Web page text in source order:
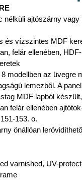
nélküli ajtószárny
és vízszintes MDF
felár ellenében,
8 modellben az üvegre
lemezből. A
MDF lapból
felár ellenében
153. o.
önállóan
varnished, UV-